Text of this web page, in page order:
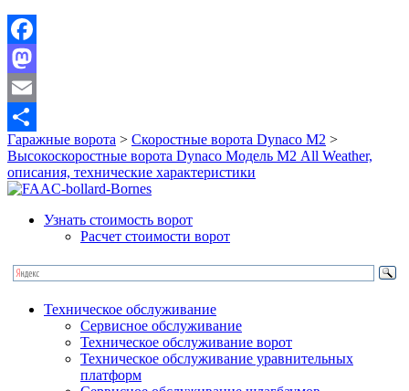
Facebook
Mastodon
Email
Отправить
Гаражные ворота > Скоростные ворота Dynaco М2 >
Высокоскоростные ворота Dynaco Модель М2 All Weather,
описания, технические характеристики
Узнать стоимость ворот
Расчет стоимости ворот
Техническое обслуживание
Сервисное обслуживание
Техническое обслуживание ворот
Техническое обслуживание уравнительных
платформ